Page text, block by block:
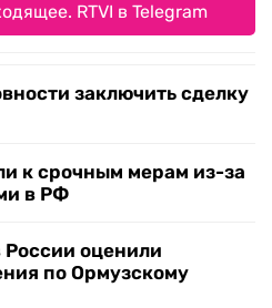
RTVI в Telegram
заключить сделку
к срочным мерам из-за
в РФ
оценили
по Ормузскому